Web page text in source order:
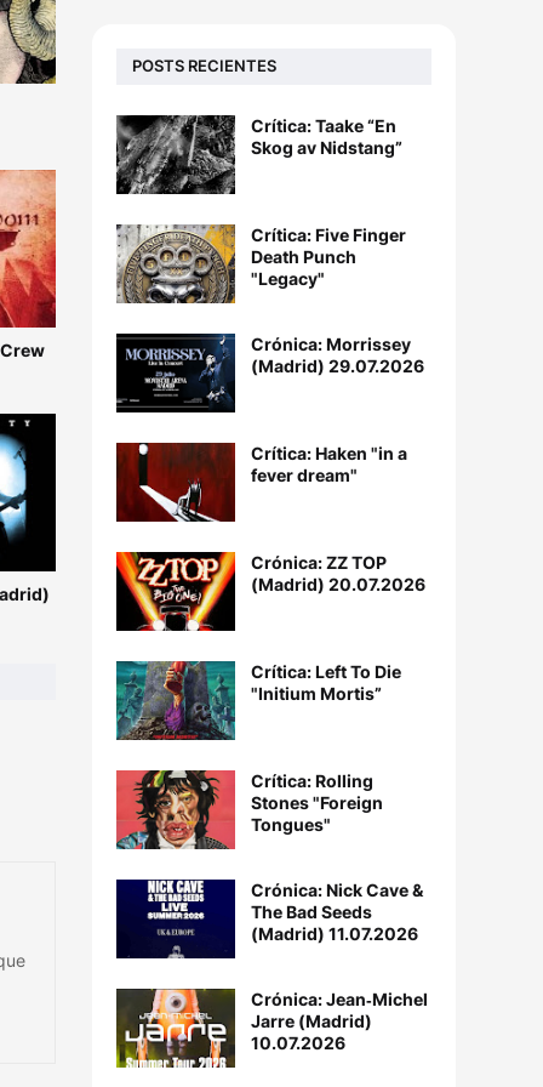
POSTS RECIENTES
Crítica: Taake “En
Skog av Nidstang”
Crítica: Five Finger
Death Punch
"Legacy"
Crónica: Morrissey
(Madrid) 29.07.2026
Crítica: Haken "in a
fever dream"
Crónica: ZZ TOP
(Madrid) 20.07.2026
Crítica: Left To Die
"Initium Mortis”
Crítica: Rolling
Stones "Foreign
Tongues"
Crónica: Nick Cave &
The Bad Seeds
(Madrid) 11.07.2026
Crónica: Jean‐Michel
Jarre (Madrid)
10.07.2026